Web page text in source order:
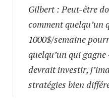
Gilbert : Peut-être
comment quelqu’un
1000$/semaine
quelqu’un qui
devrait investir,
stratégies bien